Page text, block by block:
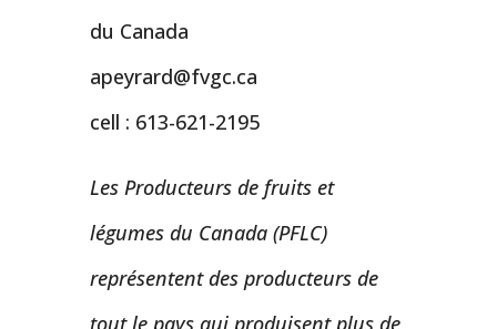
du Canada
apeyrard@fvgc.ca
cell : 613-621-2195
Les Producteurs de fruits et
légumes du Canada (PFLC)
représentent des producteurs de
tout le pays qui produisent plus de